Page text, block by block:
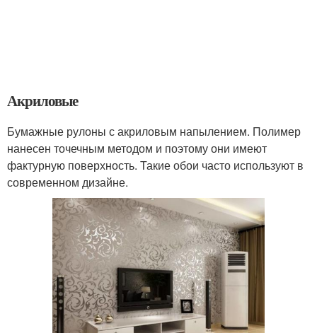
Акриловые
Бумажные рулоны с акриловым напылением. Полимер
нанесен точечным методом и поэтому они имеют
фактурную поверхность. Такие обои часто используют в
современном дизайне.